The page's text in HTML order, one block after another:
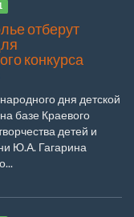
отберут
конкурса
дня детской
базе Краевого
детей и
Ю.А. Гагарина